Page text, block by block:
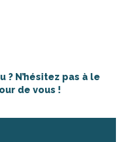
? N’hésitez pas à le
de vous !